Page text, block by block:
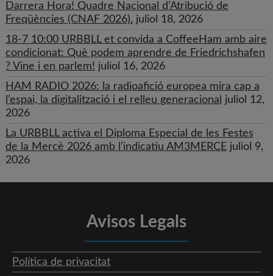
Darrera Hora! Quadre Nacional d’Atribució de
Freqüències (CNAF 2026). juliol 18, 2026
18-7 10:00 URBBLL et convida a CoffeeHam amb aire
condicionat: Què podem aprendre de Friedrichshafen
? Vine i en parlem! juliol 16, 2026
HAM RADIO 2026: la radioafició europea mira cap a
l’espai, la digitalització i el relleu generacional
juliol 12,
2026
La URBBLL activa el Diploma Especial de les Festes
de la Mercè 2026 amb l’indicatiu AM3MERCE juliol 9,
2026
Avisos Legals
Política de privacitat